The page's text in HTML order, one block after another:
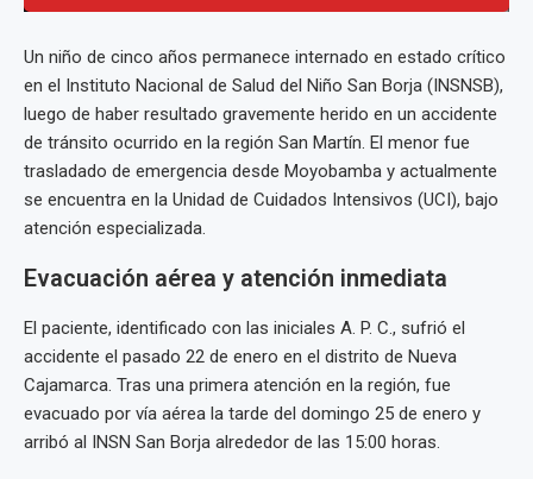
Un niño de cinco años permanece internado en estado crítico
en el Instituto Nacional de Salud del Niño San Borja (INSNSB),
luego de haber resultado gravemente herido en un accidente
de tránsito ocurrido en la región San Martín. El menor fue
trasladado de emergencia desde Moyobamba y actualmente
se encuentra en la Unidad de Cuidados Intensivos (UCI), bajo
atención especializada.
Evacuación aérea y atención inmediata
El paciente, identificado con las iniciales A. P. C., sufrió el
accidente el pasado 22 de enero en el distrito de Nueva
Cajamarca. Tras una primera atención en la región, fue
evacuado por vía aérea la tarde del domingo 25 de enero y
arribó al INSN San Borja alrededor de las 15:00 horas.